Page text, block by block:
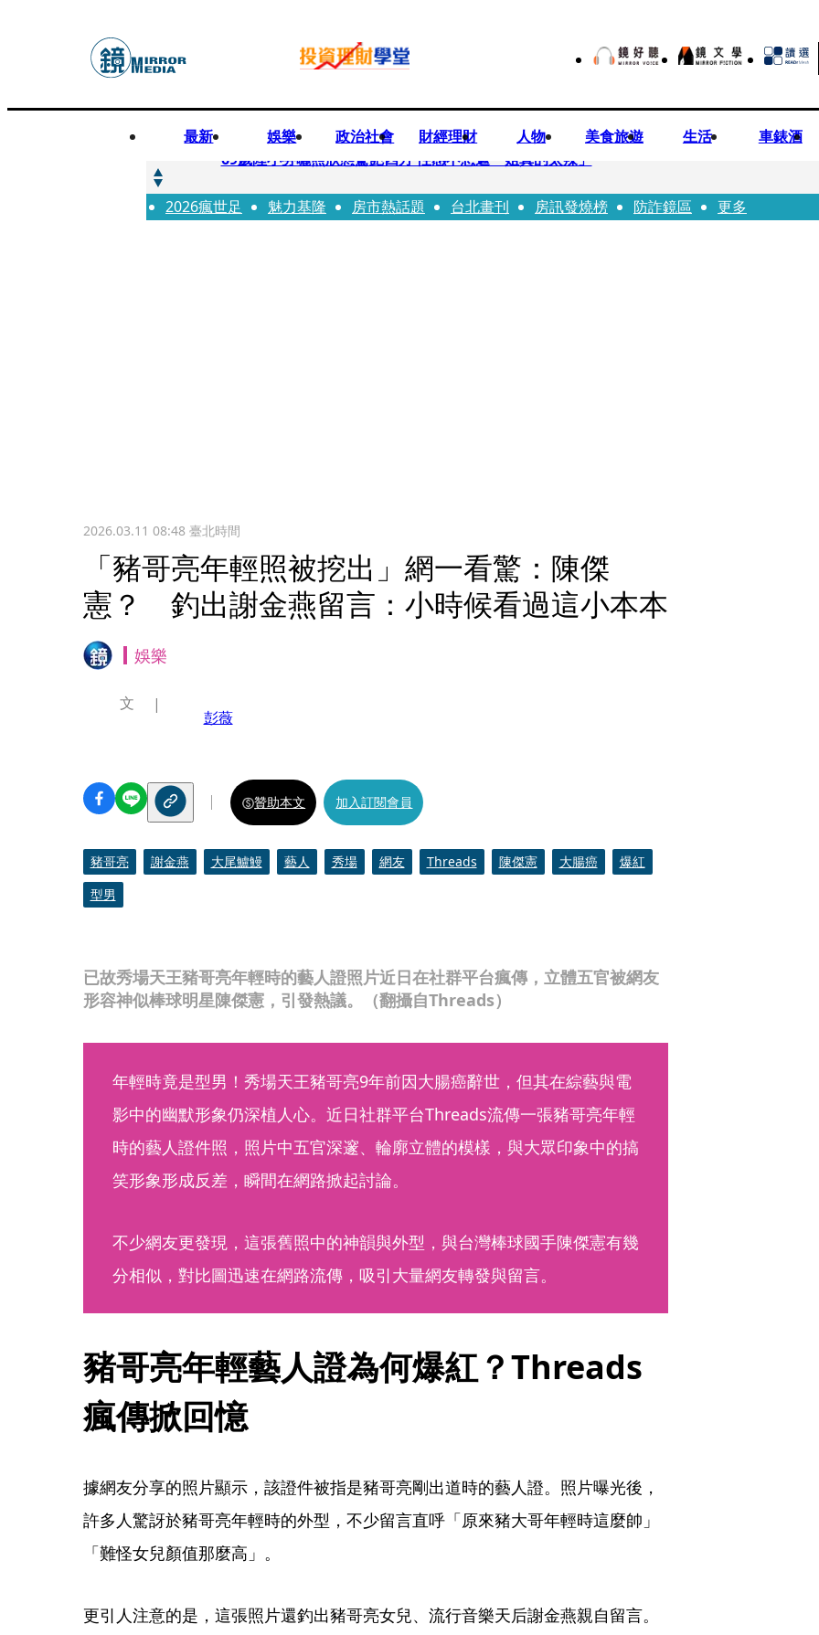
最新 娛樂 政治社會 財經理財 人物 美食旅遊 生活 車錶酒
快訊
69歲陸小芬曬照狀態驚艷四方 性感不想遮「姐真的太辣」
快訊
不動產放款風險遽增 金管會嚴控金檢地政士揪出多起違規
2026瘋世足 魅力基隆 房市熱話題 台北畫刊 房訊發燒榜 防詐鏡區 更多
2026.03.11 08:48臺北時間
「豬哥亮年輕照被挖出」網一看驚：陳傑
憲？ 釣出謝金燕留言：小時候看過這小本本
娛樂
已故秀場天王豬哥亮年輕時的藝人證照片近日在社群平台瘋傳，立體五官被網友
形容神似棒球明星陳傑憲，引發熱議。（翻攝自Threads）
文
彭薇
贊助本文 加入訂閱會員
豬哥亮 謝金燕 大尾鱸鰻 藝人 秀場 網友 Threads 陳傑憲 大腸癌
爆紅
型男
年輕時竟是型男！秀場天王豬哥亮9年前因大腸癌辭世，但其在綜藝與電
影中的幽默形象仍深植人心。近日社群平台Threads流傳一張豬哥亮年輕
時的藝人證件照，照片中五官深邃、輪廓立體的模樣，與大眾印象中的搞
笑形象形成反差，瞬間在網路掀起討論。
不少網友更發現，這張舊照中的神韻與外型，與台灣棒球國手陳傑憲有幾
分相似，對比圖迅速在網路流傳，吸引大量網友轉發與留言。
豬哥亮年輕藝人證為何爆紅？Threads
瘋傳掀回憶
據網友分享的照片顯示，該證件被指是豬哥亮剛出道時的藝人證。照片曝光後，
許多人驚訝於豬哥亮年輕時的外型，不少留言直呼「原來豬大哥年輕時這麼帥」
「難怪女兒顏值那麼高」。
更引人注意的是，這張照片還釣出豬哥亮女兒、流行音樂天后謝金燕親自留言。